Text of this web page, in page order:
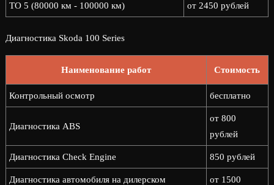
ТО 5 (80000 км - 100000 км) от 2450 рублей
Диагностика Skoda 100 Series
Наименование работ Стоимость
Контрольный осмотр бесплатно
Диагностика ABS
от 800
рублей
Диагностика Check Engine 850 рублей
Диагностика автомобиля на дилерском
от 1500